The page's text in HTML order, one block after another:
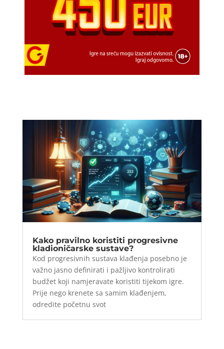
Kako pravilno koristiti progresivne
kladioničarske sustave?
Kod progresivnih sustava klađenja posebno je
važno jasno definirati i pažljivo kontrolirati
budžet koji namjeravate koristiti tijekom igre.
Prije nego krenete sa samim klađenjem,
odredite početnu svot